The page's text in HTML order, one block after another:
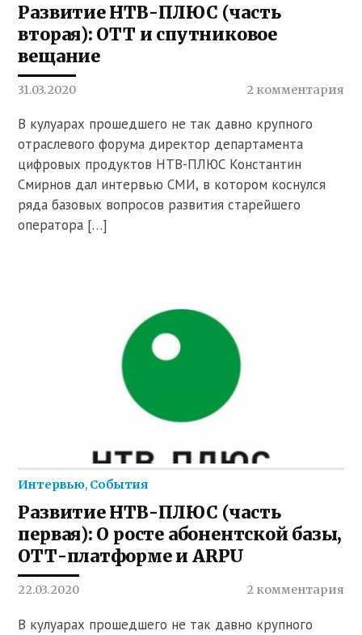
Развитие НТВ-ПЛЮС (часть
вторая): OTT и спутниковое
вещание
31.03.2020 2 комментария
В кулуарах прошедшего не так давно крупного
отраслевого форума директор департамента
цифровых продуктов НТВ-ПЛЮС Константин
Смирнов дал интервью СМИ, в котором коснулся
ряда базовых вопросов развития старейшего
оператора […]
Интервью, События
Развитие НТВ-ПЛЮС (часть
первая): О росте абонентской базы,
ОТТ-платформе и ARPU
22.03.2020 2 комментария
В кулуарах прошедшего не так давно крупного